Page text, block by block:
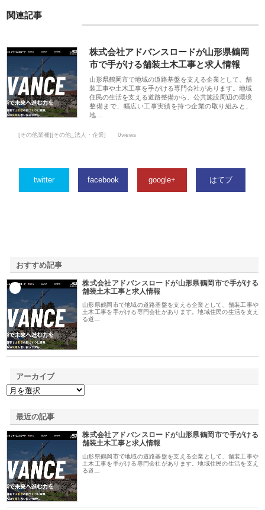
関連記事
株式会社アドバンスロードが山形県鶴岡
市で手がける舗装土木工事と求人情報
山形県鶴岡市で地域の道路基盤を支える企業として、舗
装工事や土木工事を手がける専門会社があります。地域
住民の生活を支える道路整備から、公共施設周辺の環境
整備まで、幅広い工事実績を持つ企業の取り組みと、
地…
[その他業種][その他_法人・企業] 0views
twitter facebook google+ はてブ
おすすめ記事
株式会社アドバンスロードが山形県鶴岡市で手がける
舗装土木工事と求人情報
山形県鶴岡市で地域の道路基盤を支える企業として、舗装工事や
土木工事を手がける専門会社があります。地域住民の生活を支え
る道…
アーカイブ
最近の記事
株式会社アドバンスロードが山形県鶴岡市で手がける
舗装土木工事と求人情報
山形県鶴岡市で地域の道路基盤を支える企業として、舗装工事や
土木工事を手がける専門会社があります。地域住民の生活を支え
る道…